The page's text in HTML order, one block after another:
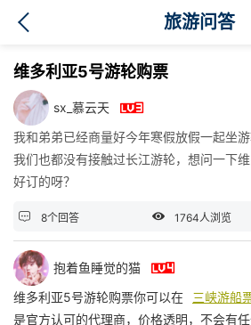
旅游问答
维多利亚5号游轮购票
sx_慕云天 
我和弟弟已经商量好今年寒假放假一起坐
我们也都没有接触过长江游轮，想问一下
好订的呀？
 8个回答  1764人浏览
抱着鱼睡觉的猫 
维多利亚5号游轮购票你可以在 三峡游船
是官方认可的代理商，价格透明，不会有